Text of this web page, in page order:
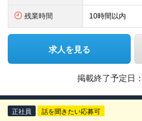
残業時間 10時間以内
求人を見る
掲載終了予定日：
正社員 話を聞きたい応募可